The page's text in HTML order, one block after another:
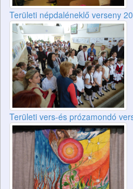
Területi népdaléneklő verseny
Területi vers-és prózamondó